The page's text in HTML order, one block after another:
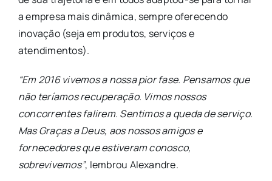
a empresa mais dinâmica, sempre oferecendo
inovação (seja em produtos, serviços e
atendimentos).
“Em 2016 vivemos a nossa pior fase. Pensamos que
não teríamos recuperação. Vimos nossos
concorrentes falirem. Sentimos a queda de serviço.
Mas Graças a Deus, aos nossos amigos e
fornecedores que estiveram conosco,
sobrevivemos”, lembrou Alexandre.